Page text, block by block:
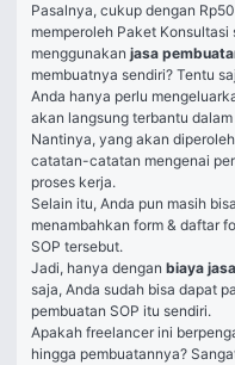
Pasalnya, cukup dengan
memperoleh Paket
menggunakan jasa
membuatnya sendiri? Tentu
Anda hanya perlu
akan langsung terbantu
Nantinya, yang akan
catatan-catatan mengenai
proses kerja.
Selain itu, Anda pun masih
menambahkan form & daftar
SOP tersebut.
Jadi, hanya dengan biaya
saja, Anda sudah bisa dapat
pembuatan SOP itu sendiri.
Apakah freelancer ini
hingga pembuatannya?